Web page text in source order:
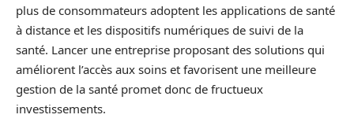
plus de consommateurs adoptent les applications de santé
à distance et les dispositifs numériques de suivi de la
santé. Lancer une entreprise proposant des solutions qui
améliorent l’accès aux soins et favorisent une meilleure
gestion de la santé promet donc de fructueux
investissements.